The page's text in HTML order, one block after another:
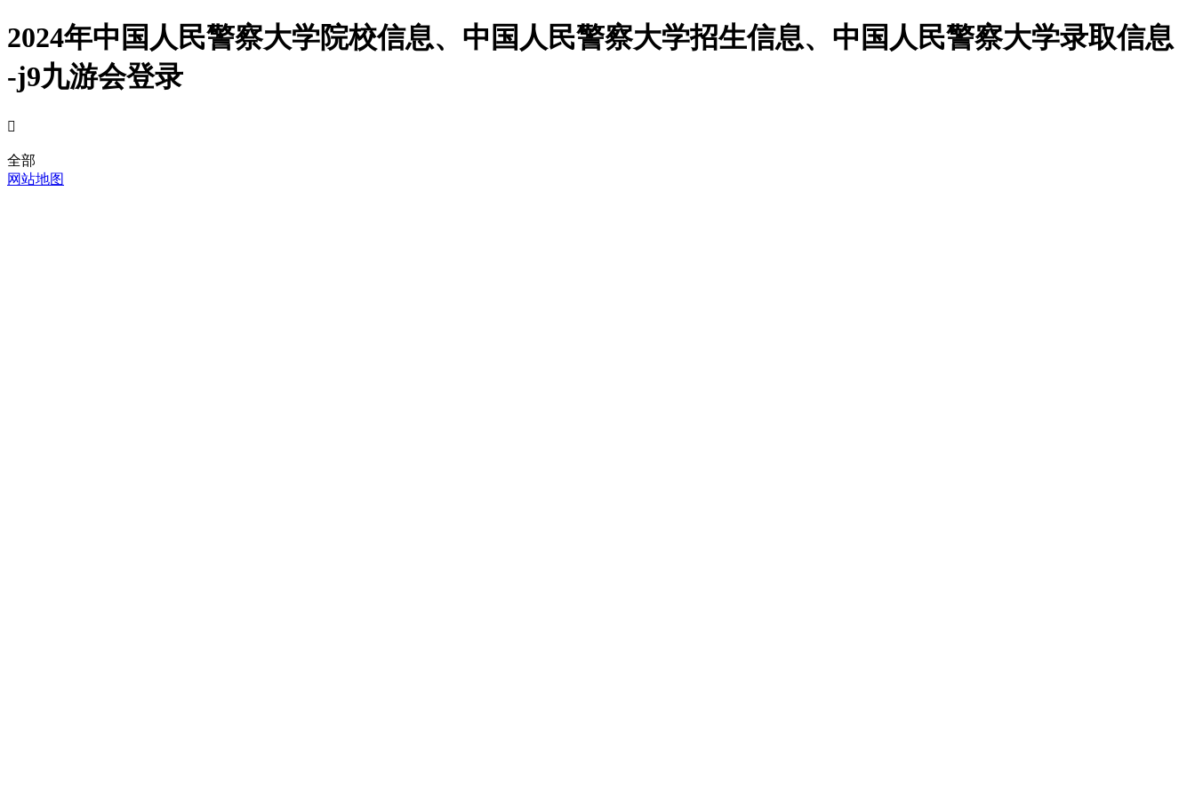
2024年中国人民警察大学院校信息、中国人民警察大学招生信息、中国人民警察大学录取信息
-j9九游会登录

全部
网站地图